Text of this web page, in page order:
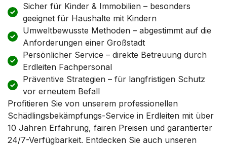
Sicher für Kinder & Immobilien – besonders
geeignet für Haushalte mit Kindern
Umweltbewusste Methoden – abgestimmt auf die
Anforderungen einer Großstadt
Persönlicher Service – direkte Betreuung durch
Erdleiten Fachpersonal
Präventive Strategien – für langfristigen Schutz
vor erneutem Befall
Profitieren Sie von unserem professionellen
Schädlingsbekämpfungs-Service in Erdleiten mit über
10 Jahren Erfahrung, fairen Preisen und garantierter
24/7-Verfügbarkeit. Entdecken Sie auch unseren